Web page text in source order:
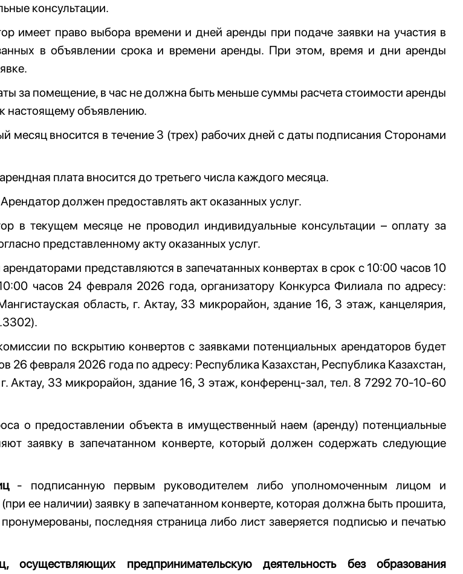
консультации.
имеет право выбора времени и дней аренды при подаче заявки на участия в
в объявлении срока и времени аренды. При этом, время и дни аренды
за помещение, в час не должна быть меньше суммы расчета стоимости аренды
настоящему объявлению.
месяц вносится в течение 3 (трех) рабочих дней с даты подписания Сторонами
плата вносится до третьего числа каждого месяца.
должен предоставлять акт оказанных услуг.
в текущем месяце не проводил индивидуальные консультации – оплату за
представленному акту оказанных услуг.
представляются в запечатанных конвертах в срок с 10:00 часов 10
часов 24 февраля 2026 года, организатору Конкурса Филиала по адресу:
область, г. Актау, 33 микрорайон, здание 16, 3 этаж, канцелярия,
по вскрытию конвертов с заявками потенциальных арендаторов будет
26 февраля 2026 года по адресу: Республика Казахстан, Республика Казахстан,
г. Актау, 33 микрорайон, здание 16, 3 этаж, конференц-зал, тел. 8 7292 70-10-60
о предоставлении объекта в имущественный наем (аренду) потенциальные
заявку в запечатанном конверте, который должен содержать следующие
- подписанную первым руководителем либо уполномоченным лицом и
ее наличии) заявку в запечатанном конверте, которая должна быть прошита,
последняя страница либо лист заверяется подписью и печатью
осуществляющих предпринимательскую деятельность без образования